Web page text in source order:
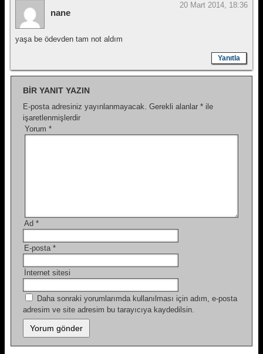
nane
20 Mart 2014, 18:36
yaşa be ödevden tam not aldım
Yanıtla
BIR YANIT YAZIN
E-posta adresiniz yayınlanmayacak. Gerekli alanlar * ile
işaretlenmişlerdir
Yorum *
Ad *
E-posta *
İnternet sitesi
Daha sonraki yorumlarımda kullanılması için adım, e-posta
adresim ve site adresim bu tarayıcıya kaydedilsin.